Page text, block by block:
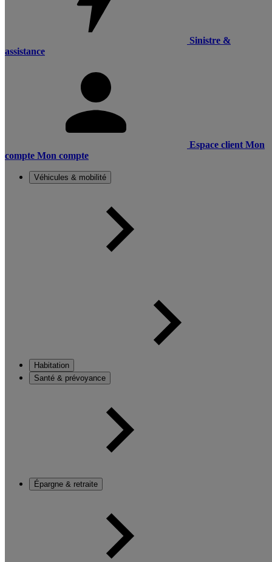
Sinistre &
assistance
Espace client Mon
compte Mon compte
Véhicules & mobilité
Habitation
Santé & prévoyance
Épargne & retraite